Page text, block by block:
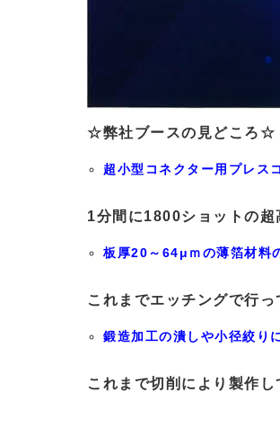
☆弊社ブースの見どころ☆
超小型コネクター用プレス
1分間に1800ショットの超
板厚20～64μｍの薄箔材料
これまでエッチングで行
鍛造加工の潰しや小径絞り
これまで切削により製作